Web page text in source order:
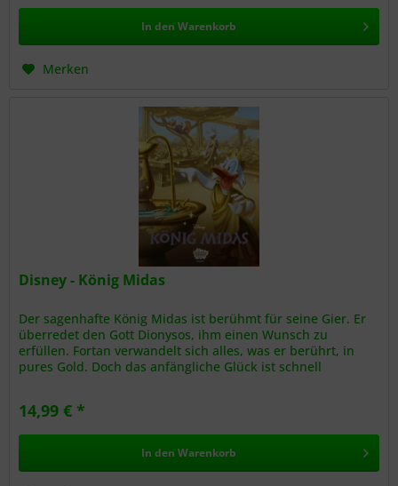
In den Warenkorb
Merken
Disney - König Midas
Der sagenhafte König Midas ist berühmt für seine Gier. Er
überredet den Gott Dionysos, ihm einen Wunsch zu
erfüllen. Fortan verwandelt sich alles, was er berührt, in
pures Gold. Doch das anfängliche Glück ist schnell
14,99 € *
In den Warenkorb